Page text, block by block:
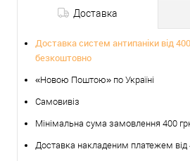
Доставка
Доставка систем антипаніки від
безкоштовно
«Новою Поштою» по Україні
Самовивіз
Мінімальна сума замовлення 400
Доставка накладеним платежем від